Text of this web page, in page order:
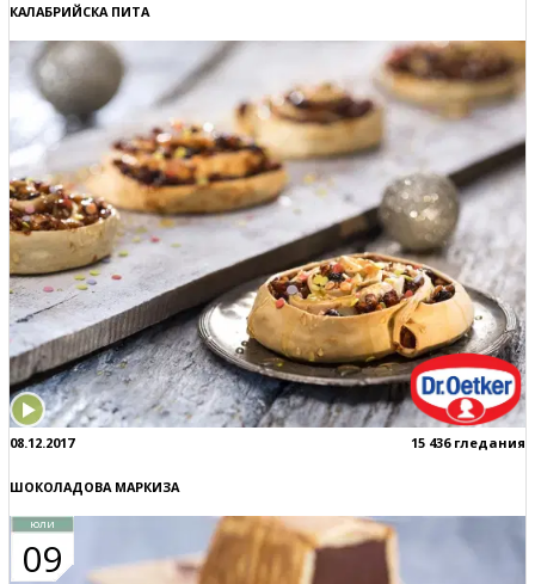
КАЛАБРИЙСКА ПИТА
08.12.2017 15 436 гледания
ШОКОЛАДОВА МАРКИЗА
юли
09